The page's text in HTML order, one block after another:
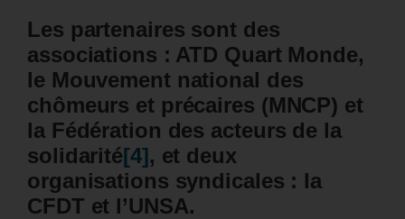
Les partenaires sont des
associations : ATD Quart Monde,
le Mouvement national des
chômeurs et précaires (MNCP) et
la Fédération des acteurs de la
solidarité[4], et deux
organisations syndicales : la
CFDT et l’UNSA.